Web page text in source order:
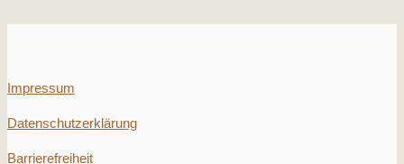
Impressum
Datenschutzerklärung
Barrierefreiheit